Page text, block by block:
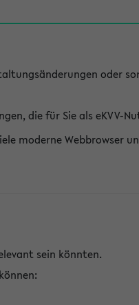
oder
die für Sie als eKVV-
moderne Webbrowser
sein könnten.